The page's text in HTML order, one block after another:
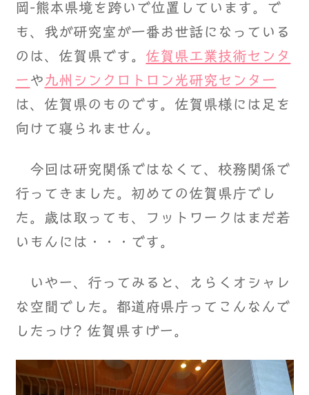
岡-熊本県境を跨いで位置しています。で
も、我が研究室が一番お世話になっている
のは、佐賀県です。 佐賀県工業技術センタ
ー や 九州シンクロトロン光研究センター
は、佐賀県のものです。佐賀県様には足を
向けて寝られません。
今回は研究関係ではなくて、校務関係で
行ってきました。初めての佐賀県庁でし
た。歳は取っても、フットワークはまだ若
いもんには・・・です。
いやー、行ってみると、えらくオシャレ
な空間でした。都道府県庁ってこんなんで
したっけ? 佐賀県すげー。